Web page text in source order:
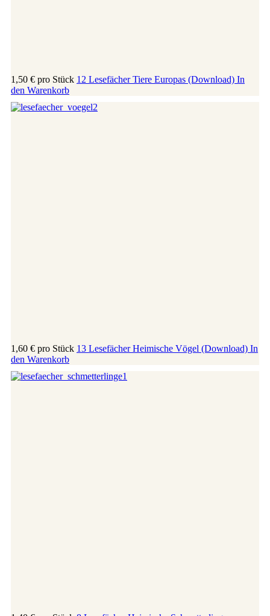
1,50 € pro Stück 12 Lesefächer Tiere Europas (Download) In
den Warenkorb
1,60 € pro Stück 13 Lesefächer Heimische Vögel (Download) In
den Warenkorb